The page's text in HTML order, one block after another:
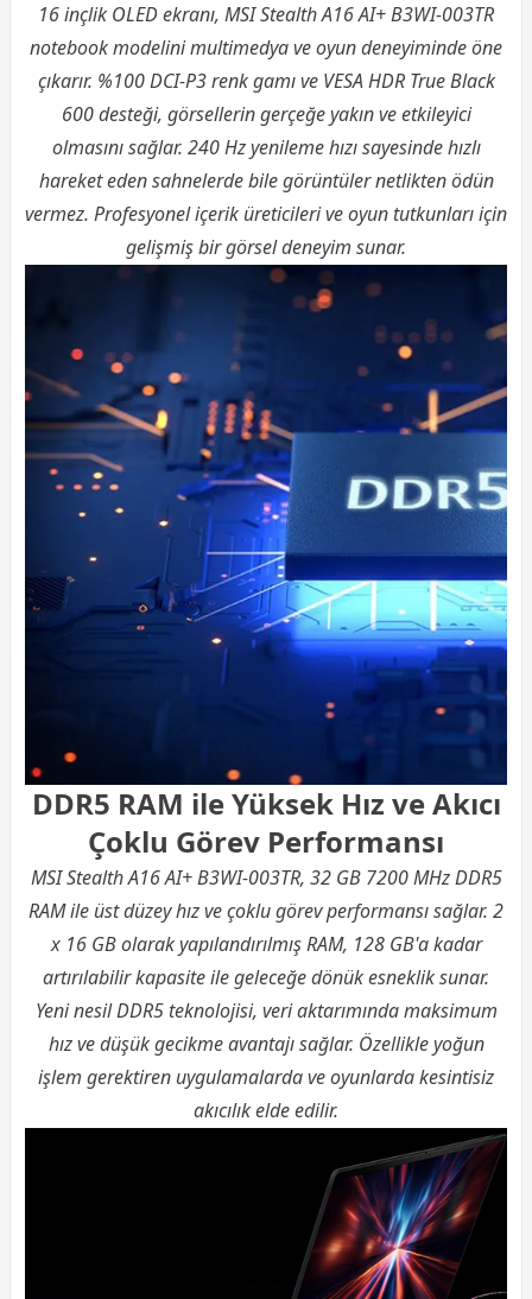
16 inçlik OLED ekranı, MSI Stealth A16 AI+ B3WI-003TR
notebook modelini multimedya ve oyun deneyiminde öne
çıkarır. %100 DCI-P3 renk gamı ve VESA HDR True Black
600 desteği, görsellerin gerçeğe yakın ve etkileyici
olmasını sağlar. 240 Hz yenileme hızı sayesinde hızlı
hareket eden sahnelerde bile görüntüler netlikten ödün
vermez. Profesyonel içerik üreticileri ve oyun tutkunları için
gelişmiş bir görsel deneyim sunar.
DDR5 RAM ile Yüksek Hız ve Akıcı
Çoklu Görev Performansı
MSI Stealth A16 AI+ B3WI-003TR, 32 GB 7200 MHz DDR5
RAM ile üst düzey hız ve çoklu görev performansı sağlar. 2
x 16 GB olarak yapılandırılmış RAM, 128 GB'a kadar
artırılabilir kapasite ile geleceğe dönük esneklik sunar.
Yeni nesil DDR5 teknolojisi, veri aktarımında maksimum
hız ve düşük gecikme avantajı sağlar. Özellikle yoğun
işlem gerektiren uygulamalarda ve oyunlarda kesintisiz
akıcılık elde edilir.